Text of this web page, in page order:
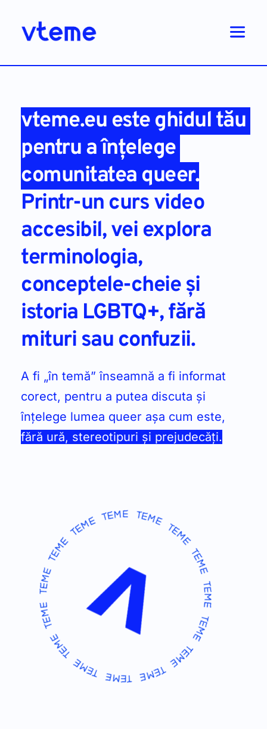
vteme.eu este ghidul tău
pentru a înțelege
comunitatea queer.
Printr-un curs video
accesibil, vei explora
terminologia,
conceptele-cheie și
istoria LGBTQ+, fără
mituri sau confuzii.
A fi „în temă” înseamnă a fi informat
corect, pentru a putea discuta și
fără ură, stereotipuri și prejudecăți.